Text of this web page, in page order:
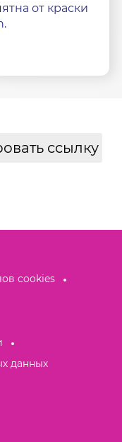
от краски
ссылку
cookies
данных